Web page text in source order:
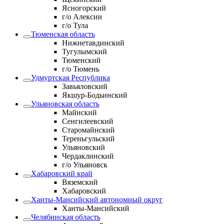
Ясногорский
г/о Алексин
г/о Тула
Тюменская область
Нижнетавдинский
Тугулымский
Тюменский
г/о Тюмень
Удмуртская Республика
Завьяловский
Якшур-Бодьинский
Ульяновская область
Майнский
Сенгилеевский
Старомайнский
Тереньгульский
Ульяновский
Чердаклинский
г/о Ульяновск
Хабаровский край
Вяземский
Хабаровский
Ханты-Мансийский автономный округ
Ханты-Мансийский
Челябинская область